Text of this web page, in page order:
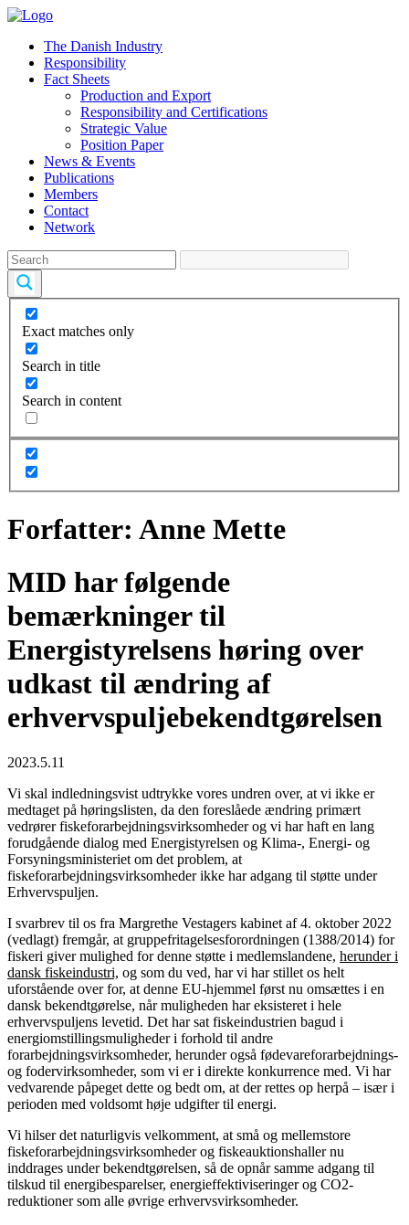
The Danish Industry
Responsibility
Fact Sheets
Production and Export
Responsibility and Certifications
Strategic Value
Position Paper
News & Events
Publications
Members
Contact
Network
Exact matches only
Search in title
Search in content
Forfatter: Anne Mette
MID har følgende
bemærkninger til
Energistyrelsens høring over
udkast til ændring af
erhvervspuljebekendtgørelsen
2023.5.11
Vi skal indledningsvist udtrykke vores undren over, at vi ikke er
medtaget på høringslisten, da den foreslåede ændring primært
vedrører fiskeforarbejdningsvirksomheder og vi har haft en lang
forudgående dialog med Energistyrelsen og Klima-, Energi- og
Forsyningsministeriet om det problem, at
fiskeforarbejdningsvirksomheder ikke har adgang til støtte under
Erhvervspuljen.
I svarbrev til os fra Margrethe Vestagers kabinet af 4. oktober 2022
(vedlagt) fremgår, at gruppefritagelsesforordningen (1388/2014) for
fiskeri giver mulighed for denne støtte i medlemslandene, herunder i
dansk fiskeindustri, og som du ved, har vi har stillet os helt
uforstående over for, at denne EU-hjemmel først nu omsættes i en
dansk bekendtgørelse, når muligheden har eksisteret i hele
erhvervspuljens levetid. Det har sat fiskeindustrien bagud i
energiomstillingsmuligheder i forhold til andre
forarbejdningsvirksomheder, herunder også fødevareforarbejdnings-
og fodervirksomheder, som vi er i direkte konkurrence med. Vi har
vedvarende påpeget dette og bedt om, at der rettes op herpå – især i
perioden med voldsomt høje udgifter til energi.
Vi hilser det naturligvis velkomment, at små og mellemstore
fiskeforarbejdningsvirksomheder og fiskeauktionshaller nu
inddrages under bekendtgørelsen, så de opnår samme adgang til
tilskud til energibesparelser, energieffektiviseringer og CO2-
reduktioner som alle øvrige erhvervsvirksomheder.